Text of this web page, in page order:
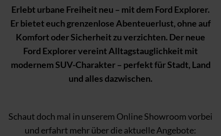
Erlebt urbane Freiheit neu – mit dem Ford Explorer.
Er bietet euch grenzenlose Abenteuerlust, ohne auf
Komfort oder Sicherheit zu verzichten. Der neue
Ford Explorer vereint Alltagstauglichkeit mit
modernem SUV-Charakter – perfekt für Stadt, Land
und alles dazwischen.
Schaut doch mal in unserem Online Showroom vorbei
und erfahrt mehr über die aktuelle Angebote: